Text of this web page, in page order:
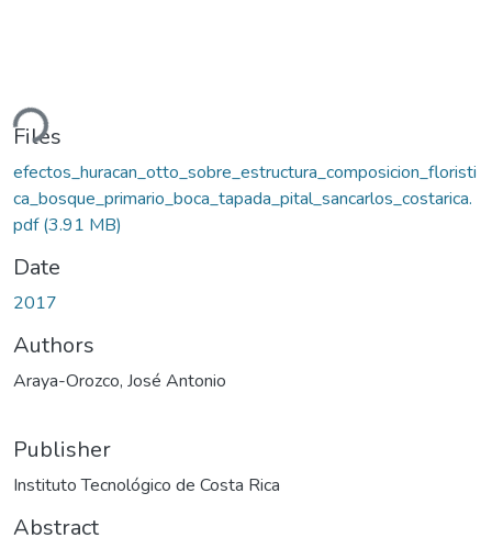
Files
efectos_huracan_otto_sobre_estructura_composicion_floristi
ca_bosque_primario_boca_tapada_pital_sancarlos_costarica.
pdf(3.91 MB)
Date
2017
Authors
Araya-Orozco, José Antonio
Publisher
Instituto Tecnológico de Costa Rica
Abstract